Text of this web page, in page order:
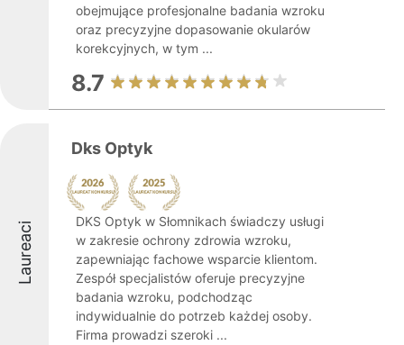
obejmujące profesjonalne badania wzroku
oraz precyzyjne dopasowanie okularów
korekcyjnych, w tym ...
8.7
Laureaci
Dks Optyk
DKS Optyk w Słomnikach świadczy usługi
w zakresie ochrony zdrowia wzroku,
zapewniając fachowe wsparcie klientom.
Zespół specjalistów oferuje precyzyjne
badania wzroku, podchodząc
indywidualnie do potrzeb każdej osoby.
Firma prowadzi szeroki ...